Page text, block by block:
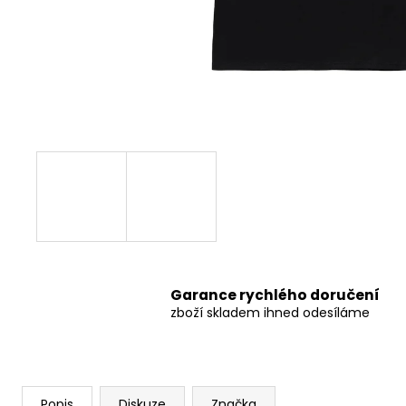
Garance rychlého doručení
zboží skladem ihned odesíláme
549 Kč